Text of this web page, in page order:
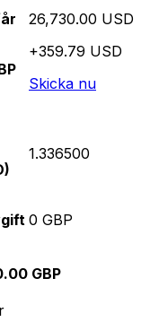
26,730.00 USD
+359.79 USD
Skicka nu
1.336500
0 GBP
GBP